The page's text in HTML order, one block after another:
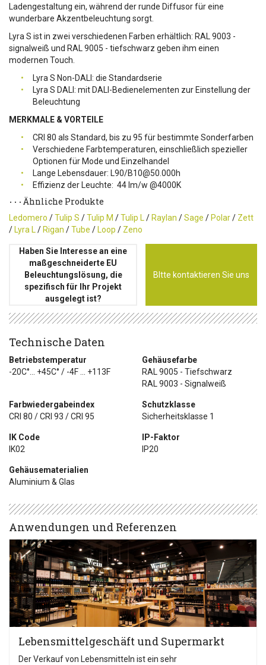
Ladengestaltung ein, während der runde Diffusor für eine
wunderbare Akzentbeleuchtung sorgt.
Lyra S ist in zwei verschiedenen Farben erhältlich: RAL 9003 -
signalweiß und RAL 9005 - tiefschwarz geben ihm einen
modernen Touch.
Lyra S Non-DALI: die Standardserie
Lyra S DALI: mit DALI-Bedienelementen zur Einstellung der
Beleuchtung
MERKMALE & VORTEILE
CRI 80 als Standard, bis zu 95 für bestimmte Sonderfarben
Verschiedene Farbtemperaturen, einschließlich spezieller
Optionen für Mode und Einzelhandel
Lange Lebensdauer: L90/B10@50.000h
Effizienz der Leuchte: 44 lm/w @4000K
Ähnliche Produkte
Ledomero /Tulip S /Tulip M /Tulip L / Raylan /Sage / Polar/ Zett
/ Lyra L / Rigan /Tube / Loop / Zeno
Haben Sie Interesse an eine
maßgeschneiderte EU
Beleuchtungslösung, die
spezifisch für Ihr Projekt
ausgelegt ist?
BItte kontaktieren Sie uns
Technische Daten
Betriebstemperatur
-20C°... +45C° / -4F ... +113F
Gehäusefarbe
RAL 9005 - Tiefschwarz
RAL 9003 - Signalweiß
Farbwiedergabeindex
CRI 80 / CRI 93 / CRI 95
Schutzklasse
Sicherheitsklasse 1
IK Code
IK02
IP-Faktor
IP20
Gehäusematerialien
Aluminium & Glas
Anwendungen und Referenzen
Lebensmittelgeschäft und Supermarkt
Der Verkauf von Lebensmitteln ist ein sehr